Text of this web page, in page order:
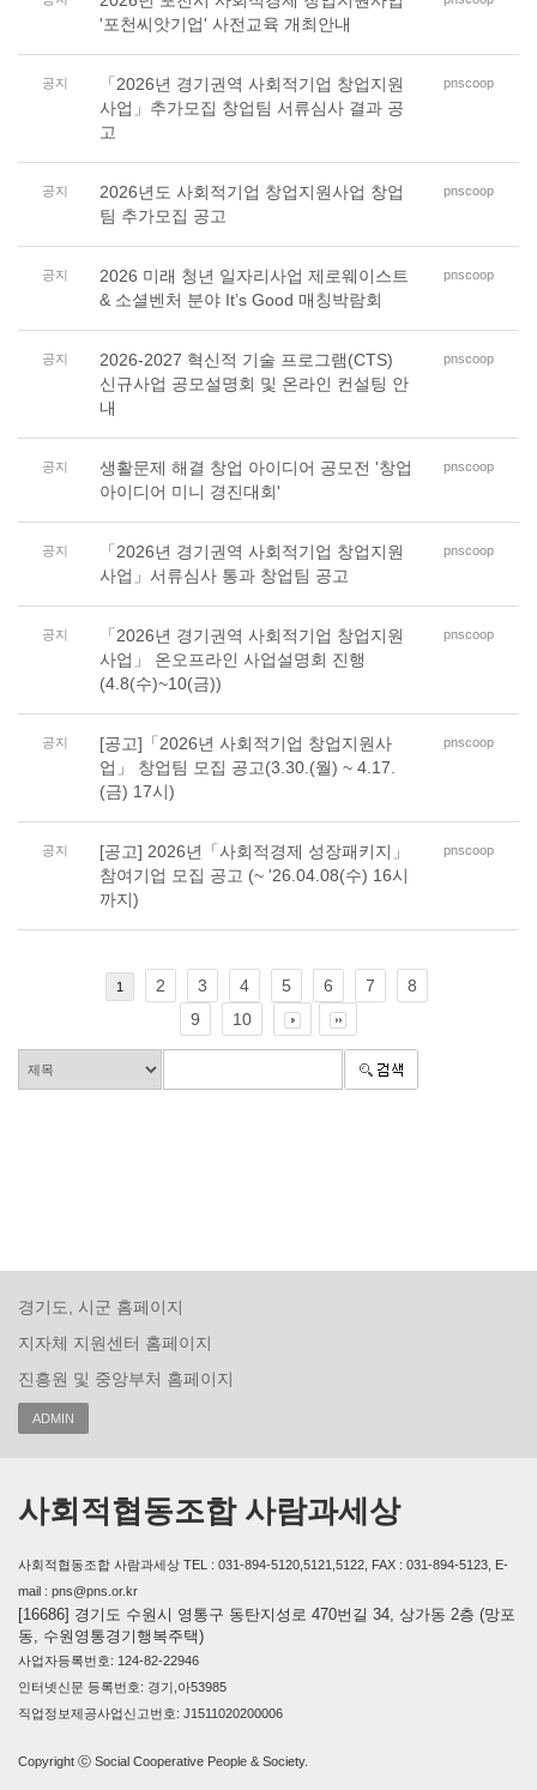
'포천씨앗기업' 사전교육 개최안내
공지
「2026년 경기권역 사회적기업 창업지원
사업」추가모집 창업팀 서류심사 결과 공
고
pnscoop
공지
2026년도 사회적기업 창업지원사업 창업
팀 추가모집 공고
pnscoop
공지
2026 미래 청년 일자리사업 제로웨이스트
& 소셜벤처 분야 It’s Good 매칭박람회
pnscoop
공지
2026-2027 혁신적 기술 프로그램(CTS)
신규사업 공모설명회 및 온라인 컨설팅 안
내
pnscoop
공지
생활문제 해결 창업 아이디어 공모전 '창업
아이디어 미니 경진대회'
pnscoop
공지
「2026년 경기권역 사회적기업 창업지원
사업」서류심사 통과 창업팀 공고
pnscoop
공지
「2026년 경기권역 사회적기업 창업지원
사업」 온오프라인 사업설명회 진행
(4.8(수)~10(금))
pnscoop
공지
[공고]「2026년 사회적기업 창업지원사
업」 창업팀 모집 공고(3.30.(월) ~ 4.17.
(금) 17시)
pnscoop
공지
[공고] 2026년「사회적경제 성장패키지」
참여기업 모집 공고 (~ '26.04.08(수) 16시
까지)
pnscoop
1 2 3 4 5 6 7
8
9
10
경기도, 시군 홈페이지
지자체 지원센터 홈페이지
진흥원 및 중앙부처 홈페이지
ADMIN
사회적협동조합 사람과세상
사회적협동조합 사람과세상 TEL : 031-894-5120,5121,5122, FAX : 031-894-5123, E-
mail : pns@pns.or.kr
[16686] 경기도 수원시 영통구 동탄지성로 470번길 34, 상가동 2층 (망포
동, 수원영통경기행복주택)
사업자등록번호: 124-82-22946
인터넷신문 등록번호: 경기,아53985
직업정보제공사업신고번호: J1511020200006
Copyright ⓒ Social Cooperative People & Society.